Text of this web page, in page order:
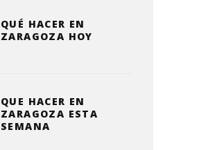
QUÉ HACER EN
ZARAGOZA HOY
QUE HACER EN
ZARAGOZA ESTA
SEMANA